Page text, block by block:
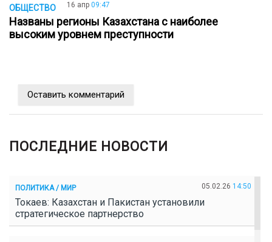
ОБЩЕСТВО 16 апр 09:47
Названы регионы Казахстана с наиболее
высоким уровнем преступности
Оставить комментарий
ПОСЛЕДНИЕ НОВОСТИ
ПОЛИТИКА / МИР 05.02.26 14:50
Токаев: Казахстан и Пакистан установили
стратегическое партнерство